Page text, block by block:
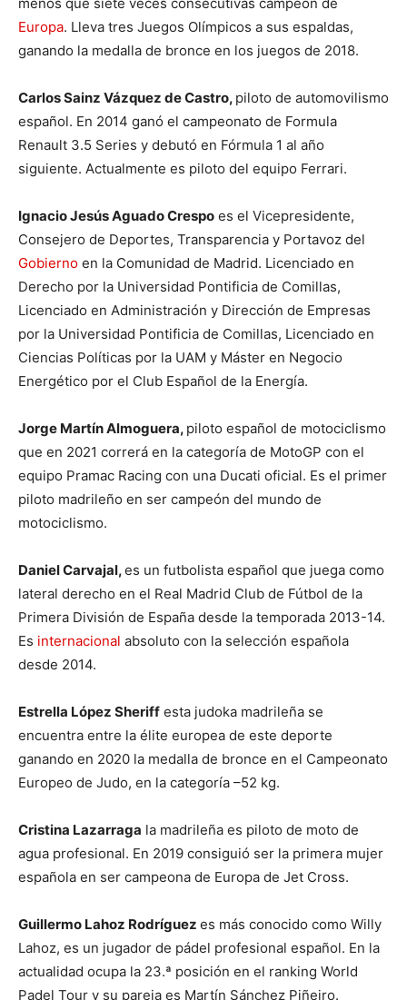
Europa. Lleva tres Juegos Olímpicos a sus espaldas,
ganando la medalla de bronce en los juegos de 2018.
Carlos Sainz Vázquez de Castro, piloto de automovilismo
español. En 2014 ganó el campeonato de Formula
Renault 3.5 Series y debutó en Fórmula 1 al año
siguiente. Actualmente es piloto del equipo Ferrari.
Ignacio Jesús Aguado Crespo es el Vicepresidente,
Consejero de Deportes, Transparencia y Portavoz del
Gobierno en la Comunidad de Madrid. Licenciado en
Derecho por la Universidad Pontificia de Comillas,
Licenciado en Administración y Dirección de Empresas
por la Universidad Pontificia de Comillas, Licenciado en
Ciencias Políticas por la UAM y Máster en Negocio
Energético por el Club Español de la Energía.
Jorge Martín Almoguera, piloto español de motociclismo
que en 2021 correrá en la categoría de MotoGP con el
equipo Pramac Racing con una Ducati oficial. Es el primer
piloto madrileño en ser campeón del mundo de
motociclismo.
Daniel Carvajal,es un futbolista español que juega como
lateral derecho en el Real Madrid Club de Fútbol de la
Primera División de España desde la temporada 2013-14.
Es internacional absoluto con la selección española
desde 2014.
Estrella López Sheriff esta judoka madrileña se
encuentra entre la élite europea de este deporte
ganando en 2020 la medalla de bronce en el Campeonato
Europeo de Judo, en la categoría –52 kg.
Cristina Lazarraga la madrileña es piloto de moto de
agua profesional. En 2019 consiguió ser la primera mujer
española en ser campeona de Europa de Jet Cross.
Guillermo Lahoz Rodríguez es más conocido como Willy
Lahoz, es un jugador de pádel profesional español. En la
actualidad ocupa la 23.ª posición en el ranking World
Padel Tour y su pareja es Martín Sánchez Piñeiro.